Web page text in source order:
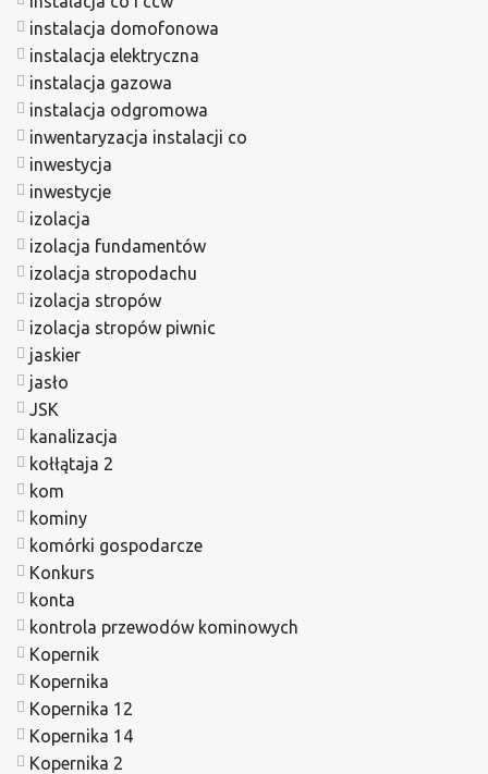
instalacja domofonowa
instalacja elektryczna
instalacja gazowa
instalacja odgromowa
inwentaryzacja instalacji co
inwestycja
inwestycje
izolacja
izolacja fundamentów
izolacja stropodachu
izolacja stropów
izolacja stropów piwnic
jaskier
jasło
JSK
kanalizacja
kołłątaja 2
kom
kominy
komórki gospodarcze
Konkurs
konta
kontrola przewodów kominowych
Kopernik
Kopernika
Kopernika 12
Kopernika 14
Kopernika 2